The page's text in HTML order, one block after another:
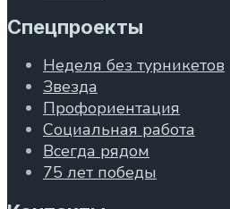
Спецпроекты
Неделя без турникетов
Звезда
Профориентация
Социальная работа
Всегда рядом
75 лет победы